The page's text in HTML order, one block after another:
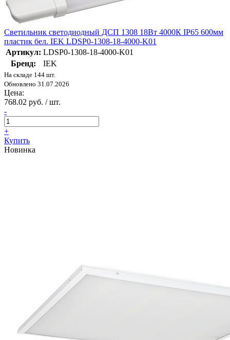
Светильник светодиодный ДСП 1308 18Вт 4000К IP65 600мм
пластик бел. IEK LDSP0-1308-18-4000-K01
Артикул: LDSP0-1308-18-4000-K01
Бренд:
IEK
На складе 144 шт.
Обновлено 31.07.2026
Цена:
768.02 руб. / шт.
-
+
Купить
Новинка